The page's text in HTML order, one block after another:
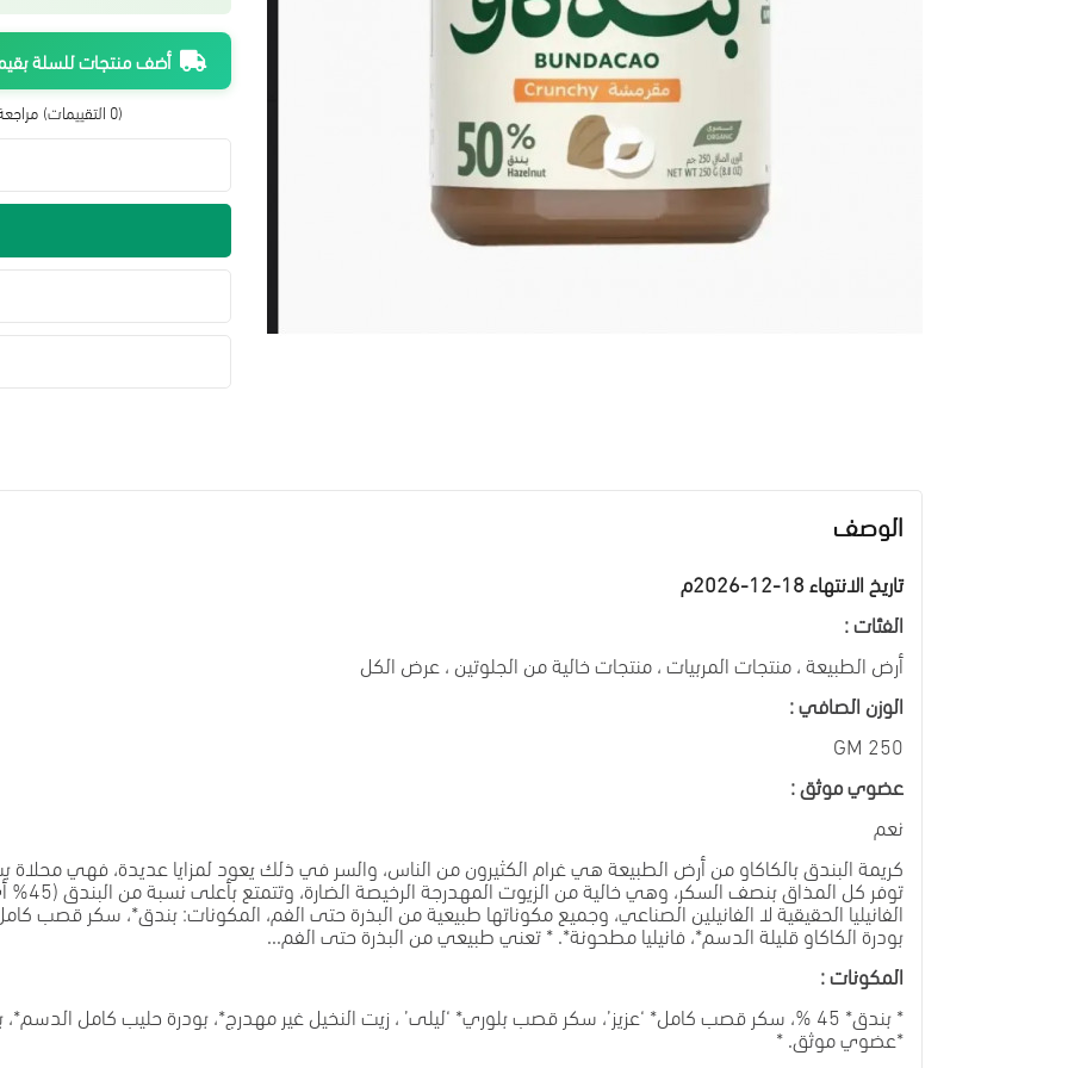
(0 التقييمات)
أضف منتجات للسلة بقيمة 300 ريال واحصل على
الوصف
تاريخ الانتهاء 18-12-2026م
الفئات :
أرض الطبيعة ، منتجات المربيات ، منتجات خالية من الجلوتين ، عرض الكل
الوزن الصافي :
250
GM
عضوي موثق :
نعم
كريمة البندق بالكاكاو من أرض الطبيعة هي غرام الكثيرون من الناس، والسر في ذلك يعود لمزايا عديدة، فهي محلاة
الفانيليا الحقيقية لا الفانيلين الصناعي، وجميع مكوناتها طبيعية من البذرة حتى الفم، المكونات: بندق*، سكر قصب
بودرة الكاكاو قليلة الدسم*، فانيليا مطحونة*. * تعني طبيعي من البذرة حتى الفم...
المكونات :
* بندق* 45 %، سكر قصب كامل* ‘عزيز’، سكر قصب بلوري* ‘ليلى’ ، زيت النخيل غير مهدرج*، بودرة حليب كامل
*عضوي موثق. *